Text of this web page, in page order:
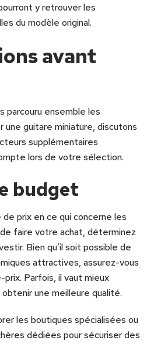
y retrouver les
du modèle original.
avant
parcouru ensemble les
une guitare miniature, discutons
supplémentaires
lors de votre sélection.
budget
prix en ce qui concerne les
faire votre achat, déterminez
Bien qu’il soit possible de
attractives, assurez-vous
prix. Parfois, il vaut mieux
une meilleure qualité.
les boutiques spécialisées ou
dédiées pour sécuriser des